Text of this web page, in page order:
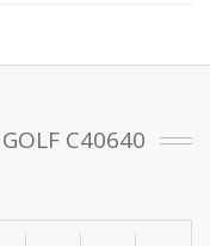
C40640